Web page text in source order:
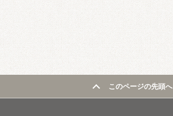
このページの先頭へ